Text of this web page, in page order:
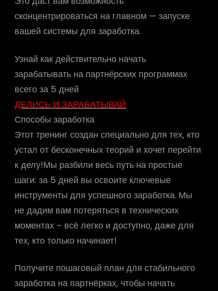
сконцентрироваться на главном — запуске
вашей системы для заработка.
Узнай как действительно начать
зарабатывать на партнёрских программах
всего за 5 дней
ДЕЛИСЬ И ЗАРАБАТЫВАЙ
Способы заработка
Этот тренинг создан специально для тех, кто
устал от бесконечных теорий и хочет перейти
к делу!Мы разбили весь путь на простые
шаги: за 5 дней вы освоите ключевые
инструменты для успешного заработка. Мы
не дадим вам потеряться в технических
моментах – всё легко и доступно, даже для
тех, кто только начинает!
Получите пошаговый план для стабильного
заработка на партнёрках, чтобы начать